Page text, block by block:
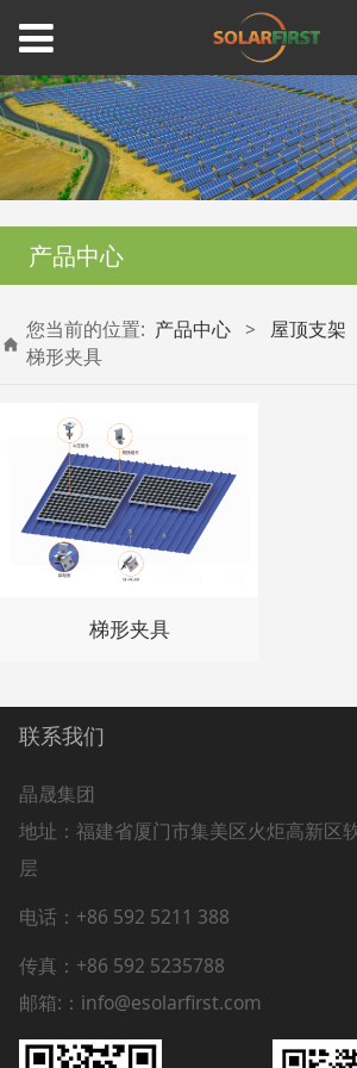
产品中心
您当前的位置: 产品中心 > 屋顶支架
梯形夹具
梯形夹具
联系我们
晶晟集团
地址： 福建省厦门市集美区火炬高新区
层
电话：+86 592 5211 388
传真：+86 592 5235788
邮箱:：info@esolarfirst.com